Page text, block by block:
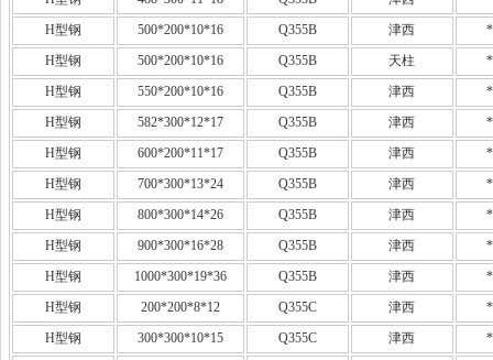
H型钢
500*200*10*16 Q355B 津西
H型钢
500*200*10*16 Q355B 天柱
H型钢
550*200*10*16 Q355B 津西
H型钢
582*300*12*17 Q355B 津西
H型钢
600*200*11*17 Q355B 津西
H型钢
700*300*13*24 Q355B 津西
H型钢
800*300*14*26 Q355B 津西
H型钢
900*300*16*28 Q355B 津西
H型钢
1000*300*19*36 Q355B 津西
H型钢
200*200*8*12 Q355C 津西
H型钢
300*300*10*15 Q355C 津西